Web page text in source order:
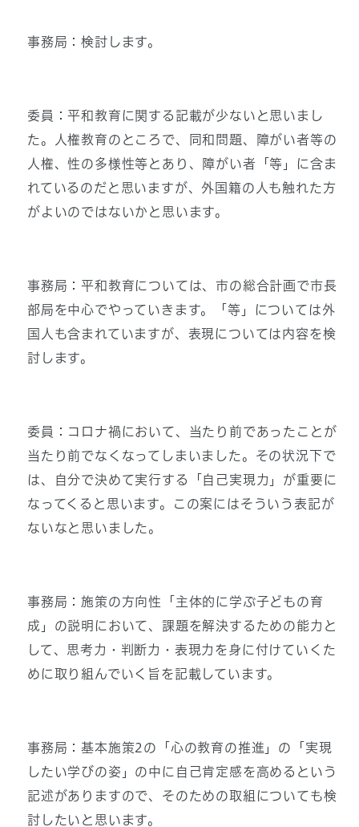
事務局：検討します。
委員：平和教育に関する記載が少ないと思いまし
た。人権教育のところで、同和問題、障がい者等の
人権、性の多様性等とあり、障がい者「等」に含ま
れているのだと思いますが、外国籍の人も触れた方
がよいのではないかと思います。
事務局：平和教育については、市の総合計画で市長
部局を中心でやっていきます。「等」については外
国人も含まれていますが、表現については内容を検
討します。
委員：コロナ禍において、当たり前であったことが
当たり前でなくなってしまいました。その状況下で
は、自分で決めて実行する「自己実現力」が重要に
なってくると思います。この案にはそういう表記が
ないなと思いました。
事務局：施策の方向性「主体的に学ぶ子どもの育
成」の説明において、課題を解決するための能力と
して、思考力・判断力・表現力を身に付けていくた
めに取り組んでいく旨を記載しています。
事務局：基本施策2の「心の教育の推進」の「実現
したい学びの姿」の中に自己肯定感を高めるという
記述がありますので、そのための取組についても検
討したいと思います。